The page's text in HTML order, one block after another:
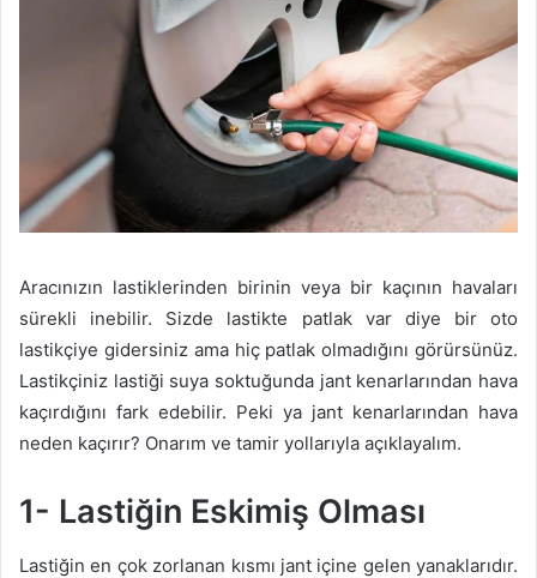
Aracınızın lastiklerinden birinin veya bir kaçının havaları
sürekli inebilir. Sizde lastikte patlak var diye bir oto
lastikçiye gidersiniz ama hiç patlak olmadığını görürsünüz.
Lastikçiniz lastiği suya soktuğunda jant kenarlarından hava
kaçırdığını fark edebilir. Peki ya jant kenarlarından hava
neden kaçırır? Onarım ve tamir yollarıyla açıklayalım.
1- Lastiğin Eskimiş Olması
Lastiğin en çok zorlanan kısmı jant içine gelen yanaklarıdır.